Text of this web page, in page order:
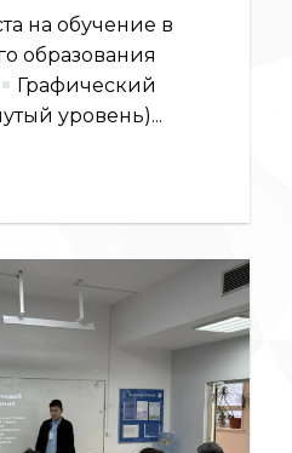
на обучение в
образования
Графический
уровень)...